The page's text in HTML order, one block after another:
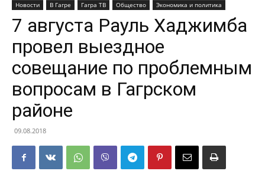
Гагрского
района
Новости В Гагре Гагра ТВ Общество Экономика и политика
7 августа Рауль Хаджимба
провел выездное
совещание по проблемным
вопросам в Гагрском
районе
09.08.2018